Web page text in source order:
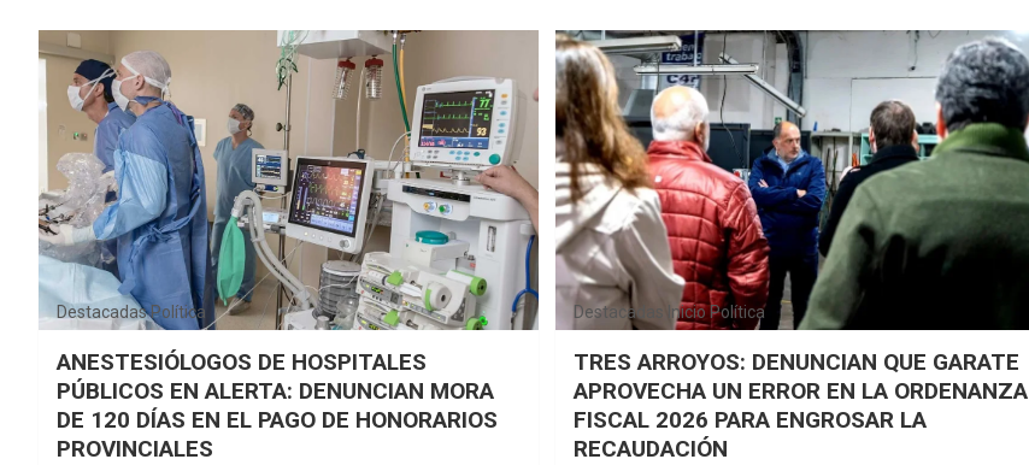
DestacadasPolítica
ANESTESIÓLOGOS DE HOSPITALES
PÚBLICOS EN ALERTA: DENUNCIAN MORA
DE 120 DÍAS EN EL PAGO DE HONORARIOS
PROVINCIALES
Destacadas InicioPolítica
TRES ARROYOS: DENUNCIAN QUE GARATE
APROVECHA UN ERROR EN LA ORDENANZA
FISCAL 2026 PARA ENGROSAR LA
RECAUDACIÓN